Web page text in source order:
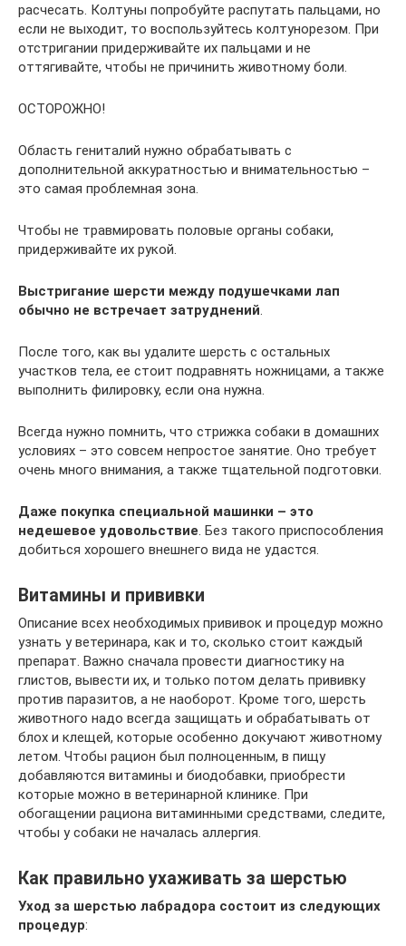
расчесать. Колтуны попробуйте распутать пальцами, но
если не выходит, то воспользуйтесь колтунорезом. При
отстригании придерживайте их пальцами и не
оттягивайте, чтобы не причинить животному боли.
ОСТОРОЖНО!
Область гениталий нужно обрабатывать с
дополнительной аккуратностью и внимательностью –
это самая проблемная зона.
Чтобы не травмировать половые органы собаки,
придерживайте их рукой.
Выстригание шерсти между подушечками лап
обычно не встречает затруднений
После того, как вы удалите шерсть с остальных
участков тела, ее стоит подравнять ножницами, а также
выполнить филировку, если она нужна.
Всегда нужно помнить, что стрижка собаки в домашних
условиях – это совсем непростое занятие. Оно требует
очень много внимания, а также тщательной подготовки.
Даже покупка специальной машинки – это
недешевое удовольствие . Без такого приспособления
добиться хорошего внешнего вида не удастся.
Витамины и прививки
Описание всех необходимых прививок и процедур можно
узнать у ветеринара, как и то, сколько стоит каждый
препарат. Важно сначала провести диагностику на
глистов, вывести их, и только потом делать прививку
против паразитов, а не наоборот. Кроме того, шерсть
животного надо всегда защищать и обрабатывать от
блох и клещей, которые особенно докучают животному
летом. Чтобы рацион был полноценным, в пищу
добавляются витамины и биодобавки, приобрести
которые можно в ветеринарной клинике. При
обогащении рациона витаминными средствами, следите,
чтобы у собаки не началась аллергия.
Как правильно ухаживать за шерстью
Уход за шерстью лабрадора состоит из следующих
процедур: